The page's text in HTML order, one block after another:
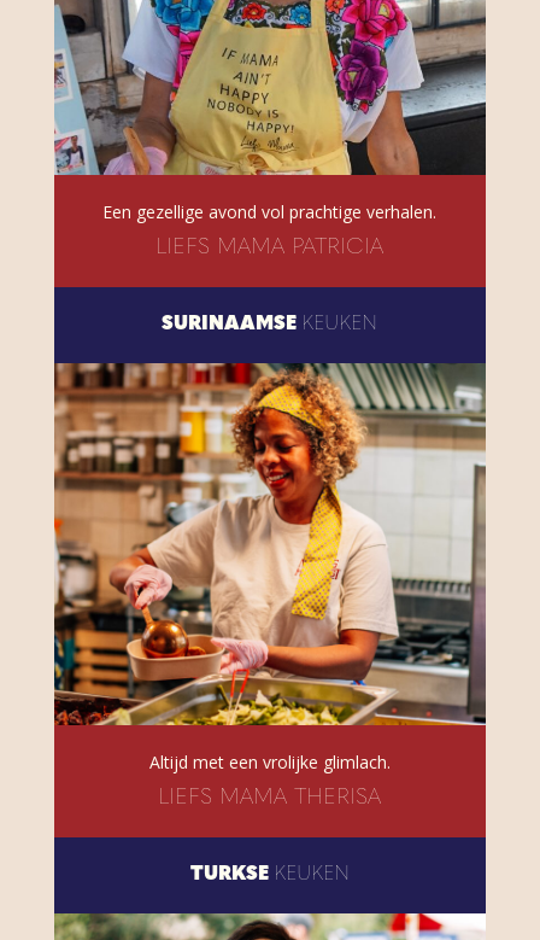
Een gezellige avond vol prachtige verhalen.
LIEFS MAMA PATRICIA
SURINAAMSE KEUKEN
Altijd met een vrolijke glimlach.
LIEFS MAMA THERISA
TURKSE KEUKEN